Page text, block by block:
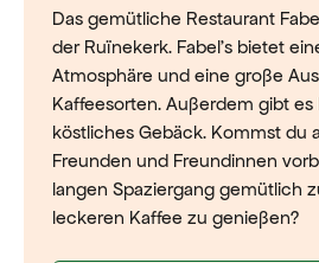
Das gemütliche Restaurant
der Ruïnekerk. Fabel's bietet
Atmosphäre und eine große
Kaffeesorten. Außerdem gibt es
köstliches Gebäck. Kommst du
Freunden und Freundinnen
langen Spaziergang gemütlich
leckeren Kaffee zu genießen?